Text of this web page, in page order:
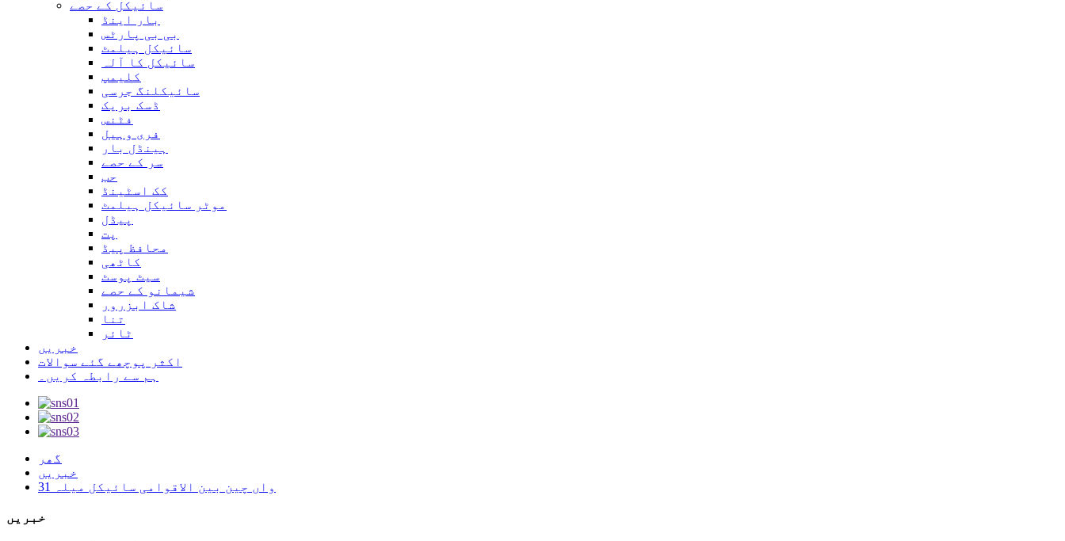
سائیکل کے حصے
بار اینڈ
بی بی پارٹس
سائیکل ہیلمٹ
سائیکل کا آلہ
کلیمپ
سائیکلنگ جرسی
ڈسک بریک
فٹنس
فری وہیل
ہینڈل بار
سر کے حصے
حب
کک اسٹینڈ
موٹر سائیکل ہیلمٹ
پیڈل
پت
محافظ پیڈ
کاٹھی
سیٹ پوسٹ
شیمانو کے حصے
شاک ابزرور
تنا
ٹائر
خبریں
اکثر پوچھے گئے سوالات
ہم سے رابطہ کریں۔
گھر
خبریں
31 واں چین بین الاقوامی سائیکل میلہ
خبریں